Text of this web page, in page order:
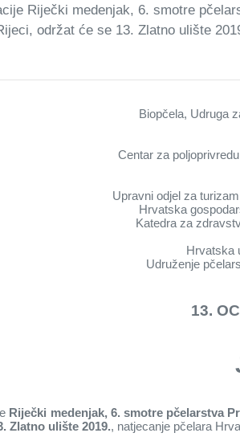
Riječki medenjak, 6. smotre
održat će se 13. Zlatno ulište
Biopčela, Udruga
Centar za
Upravni odjel za
Hrvatska
Katedra za
Hrvatska
Udruženje
13.
Riječki medenjak, 6. smotre pčelarstva
Zlatno ulište 2019., natjecanje pčelara